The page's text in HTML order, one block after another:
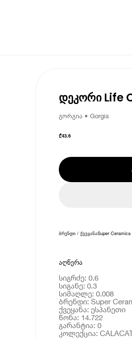
დეკორი Life
გორგია • Gorgia
₾43.6
ბრენდი / ქვეყანაSuper Ceramica
აღწერა
სიგრძე: 0.6
სიგანე: 0.3
სიმაღლე: 0.008
ბრენდი: Super
ქვეყანა: ესპანეთი
წონა: 14.722
გარანტია: 0
კოლექცია: